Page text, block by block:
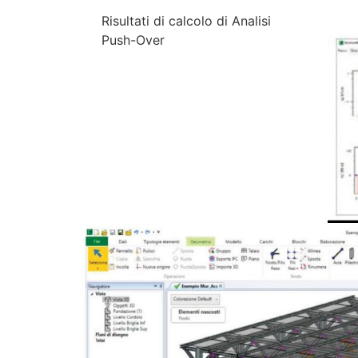
Risultati di calcolo di Analisi
Push-Over